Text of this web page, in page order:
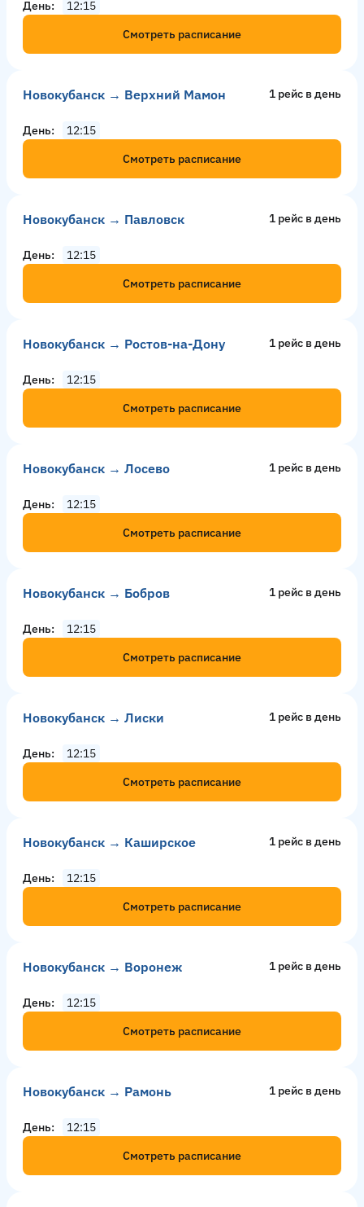
День
12:15
Смотреть расписание
Новокубанск → Верхний Мамон 1 рейс в день
День
12:15
Смотреть расписание
Новокубанск → Павловск 1 рейс в день
День
12:15
Смотреть расписание
Новокубанск → Ростов-на-Дону 1 рейс в день
День
12:15
Смотреть расписание
Новокубанск → Лосево 1 рейс в день
День
12:15
Смотреть расписание
Новокубанск → Бобров 1 рейс в день
День
12:15
Смотреть расписание
Новокубанск → Лиски 1 рейс в день
День
12:15
Смотреть расписание
Новокубанск → Каширское 1 рейс в день
День
12:15
Смотреть расписание
Новокубанск → Воронеж 1 рейс в день
День
12:15
Смотреть расписание
Новокубанск → Рамонь 1 рейс в день
День
12:15
Смотреть расписание